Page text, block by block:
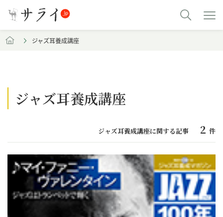
ジャズ耳養成講座
ジャズ耳養成講座
ジャズ耳養成講座に関する記事 2 件